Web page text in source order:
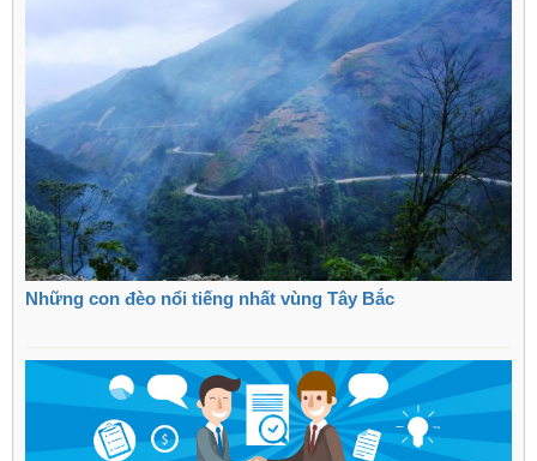
Những con đèo nổi tiếng nhất vùng Tây Bắc